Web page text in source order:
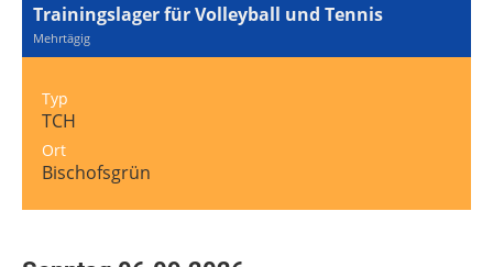
Trainingslager für Volleyball und Tennis
Mehrtägig
Typ
TCH
Ort
Bischofsgrün